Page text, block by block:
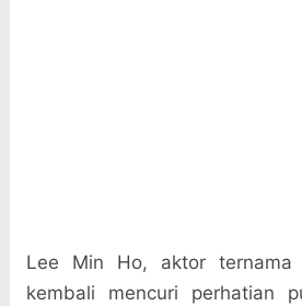
Lee Min Ho, aktor ternama
kembali mencuri perhatian